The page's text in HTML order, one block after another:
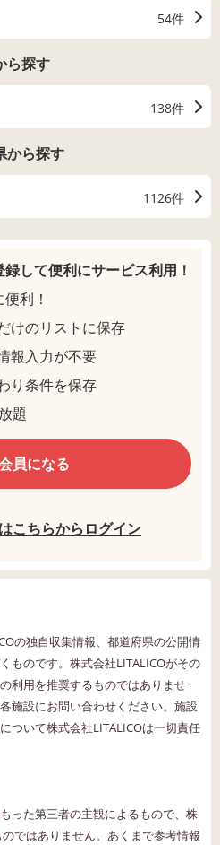
54件
ら探す
138件
から探す
1126件
録して便利にサービス利用！
利！
けのリストに保存
報入力が不要
り条件を保存
題
員になる
こちらからログイン
の独自収集情報、都道府県の公開情
ものです。株式会社LITALICOがその
利用を推奨するものではありませ
施設にお問い合わせください。施設
ついて株式会社LITALICOは一切責任
った第三者の主観によるもので、株
ではありません。あくまで参考情報